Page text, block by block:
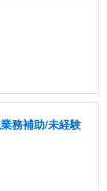
務補助/未経験